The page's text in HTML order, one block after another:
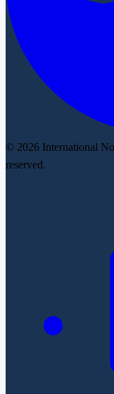
© 2026 International
reserved.